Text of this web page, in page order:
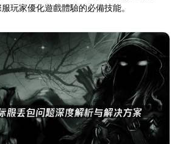
玩家優化遊戲體驗的必備技能。